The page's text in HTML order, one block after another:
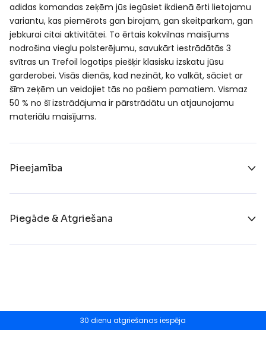
adidas komandas zeķēm jūs iegūsiet ikdienā ērti lietojamu
variantu, kas piemērots gan birojam, gan skeitparkam, gan
jebkurai citai aktivitātei. To ērtais kokvilnas maisījums
nodrošina vieglu polsterējumu, savukārt iestrādātās 3
svītras un Trefoil logotips piešķir klasisku izskatu jūsu
garderobei. Visās dienās, kad nezināt, ko valkāt, sāciet ar
šīm zeķēm un veidojiet tās no pašiem pamatiem. Vismaz
50 % no šī izstrādājuma ir pārstrādātu un atjaunojamu
materiālu maisījums.
Pieejamība
Piegāde & Atgriešana
30 dienu atgriešanas iespēja